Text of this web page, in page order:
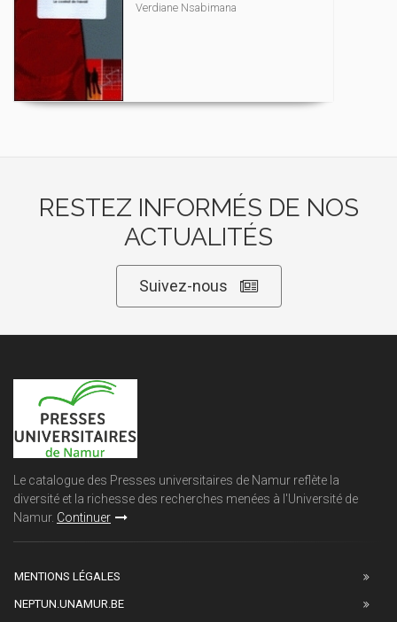
Verdiane Nsabimana
RESTEZ INFORMÉS DE NOS
ACTUALITÉS
Suivez-nous
Le catalogue des Presses universitaires de Namur reflète la
diversité et la richesse des recherches menées à l'Université de
Namur. Continuer
MENTIONS LÉGALES
NEPTUN.UNAMUR.BE